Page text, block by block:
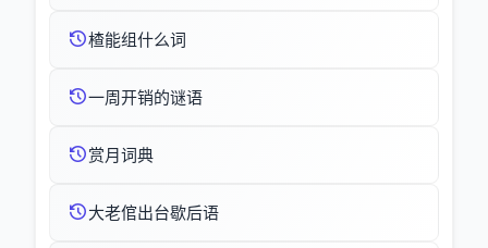
楂能组什么词
一周开销的谜语
赏月词典
大老倌出台歇后语